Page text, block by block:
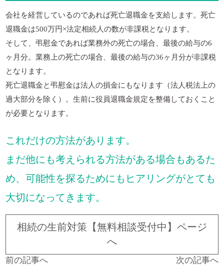
会社を経営しているのであれば死亡退職金を支給します。死亡
退職金は500万円×法定相続人の数が非課税となります。
そして、弔慰金であれば業務外の死亡の場合、最後の給与の6
ヶ月分。業務上の死亡の場合、最後の給与の36ヶ月分が非課税
となります。
死亡退職金と弔慰金は法人の損金にもなります（法人税法上の
過大部分を除く）。生前に役員退職金規定を整備しておくこと
が必要となります。
これだけの方法があります。
まだ他にも考えられる方法がある場合もあるた
め、可能性を探るためにもヒアリングがとても
大切になってきます。
相続の生前対策【無料相談受付中】ページ
へ
前の記事へ
次の記事へ